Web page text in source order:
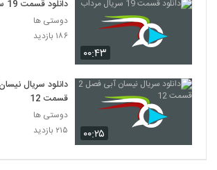
۰۰:۴۳
دانلود قسمت 19 سریال مرداب
دوستی ها
۱۸۶ بازدید
۰۰:۲۵
قسمت 12
دوستی ها
۲۱۵ بازدید